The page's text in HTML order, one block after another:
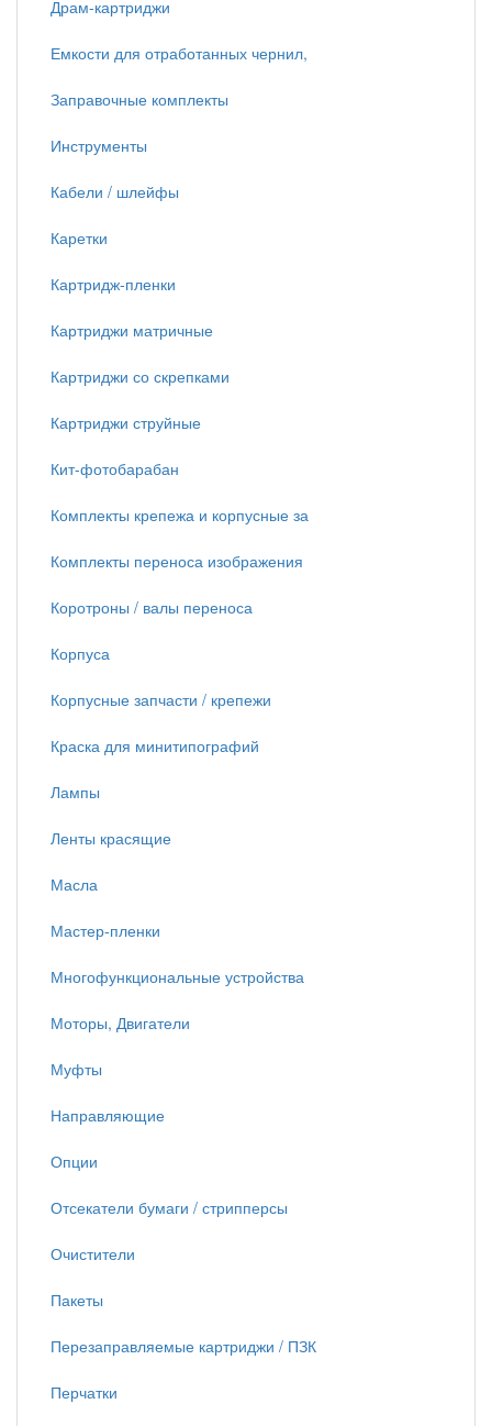
Драм-картриджи
Емкости для отработанных чернил,
Заправочные комплекты
Инструменты
Кабели / шлейфы
Каретки
Картридж-пленки
Картриджи матричные
Картриджи со скрепками
Картриджи струйные
Кит-фотобарабан
Комплекты крепежа и корпусные за
Комплекты переноса изображения
Коротроны / валы переноса
Корпуса
Корпусные запчасти / крепежи
Краска для минитипографий
Лампы
Ленты красящие
Масла
Мастер-пленки
Многофункциональные устройства
Моторы, Двигатели
Муфты
Направляющие
Опции
Отсекатели бумаги / стрипперсы
Очистители
Пакеты
Перезаправляемые картриджи / ПЗК
Перчатки